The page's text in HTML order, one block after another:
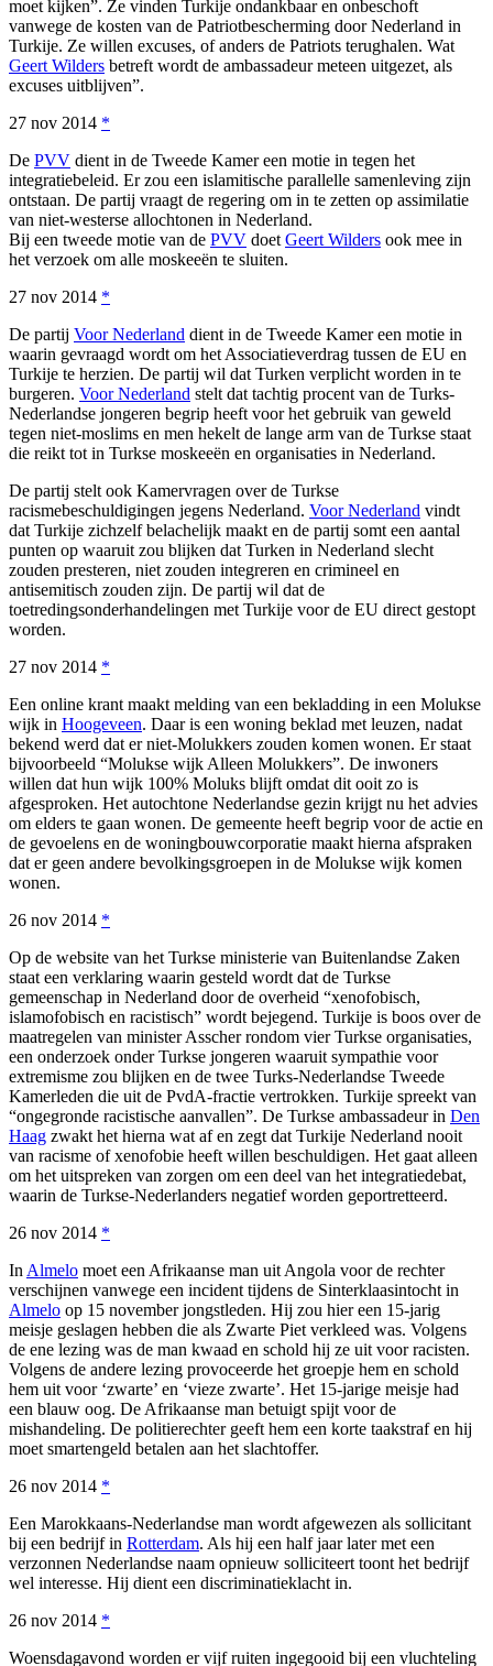
moet kijken”. Ze vinden Turkije ondankbaar en onbeschoft
vanwege de kosten van de Patriotbescherming door Nederland in
Turkije. Ze willen excuses, of anders de Patriots terughalen. Wat
Geert Wilders betreft wordt de ambassadeur meteen uitgezet, als
excuses uitblijven”.
27 nov 2014 *
De PVV dient in de Tweede Kamer een motie in tegen het
integratiebeleid. Er zou een islamitische parallelle samenleving zijn
ontstaan. De partij vraagt de regering om in te zetten op assimilatie
van niet-westerse allochtonen in Nederland.
Bij een tweede motie van de PVV doet Geert Wilders ook mee in
het verzoek om alle moskeeën te sluiten.
27 nov 2014 *
De partij Voor Nederland dient in de Tweede Kamer een motie in
waarin gevraagd wordt om het Associatieverdrag tussen de EU en
Turkije te herzien. De partij wil dat Turken verplicht worden in te
burgeren. Voor Nederland stelt dat tachtig procent van de Turks-
Nederlandse jongeren begrip heeft voor het gebruik van geweld
tegen niet-moslims en men hekelt de lange arm van de Turkse staat
die reikt tot in Turkse moskeeën en organisaties in Nederland.
De partij stelt ook Kamervragen over de Turkse
racismebeschuldigingen jegens Nederland. Voor Nederland vindt
dat Turkije zichzelf belachelijk maakt en de partij somt een aantal
punten op waaruit zou blijken dat Turken in Nederland slecht
zouden presteren, niet zouden integreren en crimineel en
antisemitisch zouden zijn. De partij wil dat de
toetredingsonderhandelingen met Turkije voor de EU direct gestopt
worden.
27 nov 2014 *
Een online krant maakt melding van een bekladding in een Molukse
wijk in Hoogeveen. Daar is een woning beklad met leuzen, nadat
bekend werd dat er niet-Molukkers zouden komen wonen. Er staat
bijvoorbeeld “Molukse wijk Alleen Molukkers”. De inwoners
willen dat hun wijk 100% Moluks blijft omdat dit ooit zo is
afgesproken. Het autochtone Nederlandse gezin krijgt nu het advies
om elders te gaan wonen. De gemeente heeft begrip voor de actie en
de gevoelens en de woningbouwcorporatie maakt hierna afspraken
dat er geen andere bevolkingsgroepen in de Molukse wijk komen
wonen.
26 nov 2014 *
Op de website van het Turkse ministerie van Buitenlandse Zaken
staat een verklaring waarin gesteld wordt dat de Turkse
gemeenschap in Nederland door de overheid “xenofobisch,
islamofobisch en racistisch” wordt bejegend. Turkije is boos over de
maatregelen van minister Asscher rondom vier Turkse organisaties,
een onderzoek onder Turkse jongeren waaruit sympathie voor
extremisme zou blijken en de twee Turks-Nederlandse Tweede
Kamerleden die uit de PvdA-fractie vertrokken. Turkije spreekt van
“ongegronde racistische aanvallen”. De Turkse ambassadeur in Den
Haag zwakt het hierna wat af en zegt dat Turkije Nederland nooit
van racisme of xenofobie heeft willen beschuldigen. Het gaat alleen
om het uitspreken van zorgen om een deel van het integratiedebat,
waarin de Turkse-Nederlanders negatief worden geportretteerd.
26 nov 2014 *
In Almelo moet een Afrikaanse man uit Angola voor de rechter
verschijnen vanwege een incident tijdens de Sinterklaasintocht in
Almelo op 15 november jongstleden. Hij zou hier een 15-jarig
meisje geslagen hebben die als Zwarte Piet verkleed was. Volgens
de ene lezing was de man kwaad en schold hij ze uit voor racisten.
Volgens de andere lezing provoceerde het groepje hem en schold
hem uit voor ‘zwarte’ en ‘vieze zwarte’. Het 15-jarige meisje had
een blauw oog. De Afrikaanse man betuigt spijt voor de
mishandeling. De politierechter geeft hem een korte taakstraf en hij
moet smartengeld betalen aan het slachtoffer.
26 nov 2014 *
Een Marokkaans-Nederlandse man wordt afgewezen als sollicitant
bij een bedrijf in Rotterdam. Als hij een half jaar later met een
verzonnen Nederlandse naam opnieuw solliciteert toont het bedrijf
wel interesse. Hij dient een discriminatieklacht in.
26 nov 2014 *
Woensdagavond worden er vijf ruiten ingegooid bij een vluchteling